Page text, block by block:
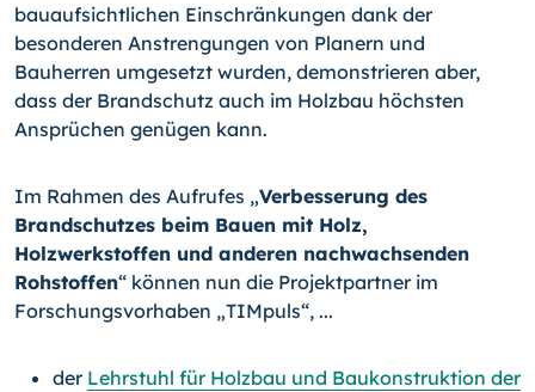
bauaufsichtlichen Einschränkungen dank der
besonderen Anstrengungen von Planern und
Bauherren umgesetzt wurden, demonstrieren aber,
dass der Brandschutz auch im Holzbau höchsten
Ansprüchen genügen kann.
Im Rahmen des Aufrufes „Verbesserung des
Brandschutzes beim Bauen mit Holz,
Holzwerkstoffen und anderen nachwachsenden
Rohstoffen“ können nun die Projektpartner im
Forschungsvorhaben „TIMpuls“, ...
der Lehrstuhl für Holzbau und Baukonstruktion der